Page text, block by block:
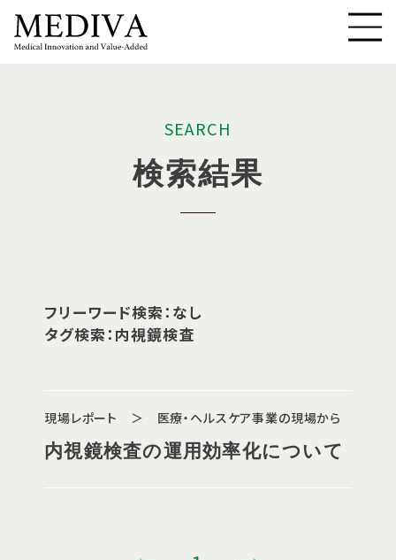
SEARCH
検索結果
フリーワード検索：なし
タグ検索：内視鏡検査
現場レポート ＞ 医療・ヘルスケア事業の現場から
内視鏡検査の運用効率化について